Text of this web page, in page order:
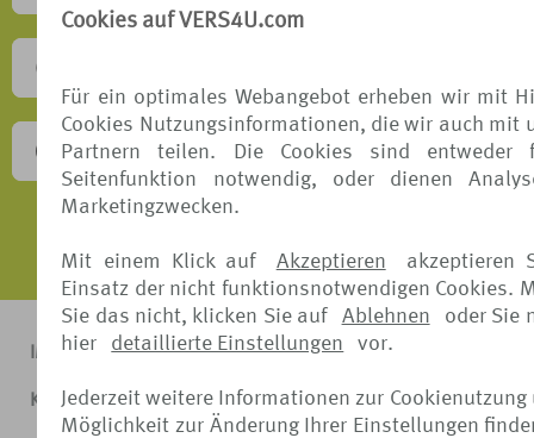
Cookies auf VERS4U.com
Für ein optimales Webangebot erheben wir mit
Cookies Nutzungsinformationen, die wir auch mit
Partnern teilen. Die Cookies sind entweder
Seitenfunktion notwendig, oder dienen
Marketingzwecken.
Mit einem Klick auf Akzeptieren
akzeptieren
Einsatz der nicht funktionsnotwendigen Cookies.
Sie das nicht, klicken Sie auf
Ablehnen
oder Sie
hier
detaillierte Einstellungen vor.
Jederzeit weitere Informationen zur Cookienutzung
Möglichkeit zur Änderung Ihrer Einstellungen
BESCHWERDEVERFAHREN
IMPRESSUM
KONTAKT